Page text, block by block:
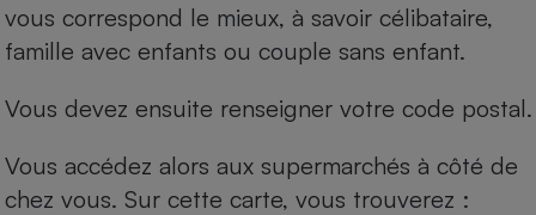
vous correspond le mieux, à savoir célibataire,
famille avec enfants ou couple sans enfant.
Vous devez ensuite renseigner votre code postal.
Vous accédez alors aux supermarchés à côté de
chez vous. Sur cette carte, vous trouverez :